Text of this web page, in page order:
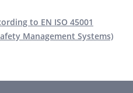
to EN ISO 45001
Management Systems)